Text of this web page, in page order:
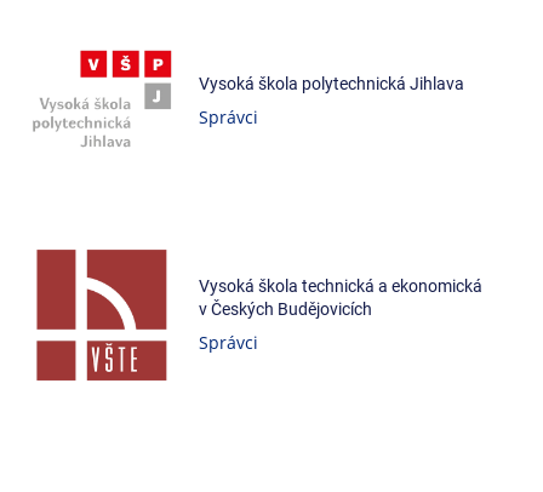
Vysoká škola polytechnická Jihlava
Správci
Vysoká škola technická a ekonomická
v Českých Budějovicích
Správci